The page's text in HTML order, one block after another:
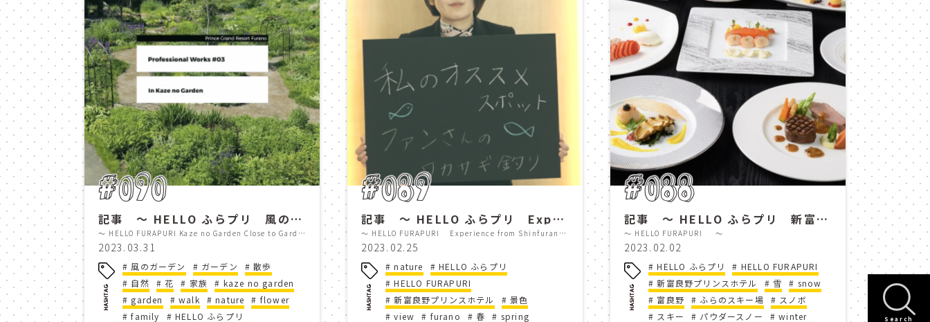
CLOSE
× 閉じる
HOME
ホーム
ARTICLE
ショッピング ロマンチック カップル autumn leaves 秋 ルゴロワ
ディナー ランチ 新イタリア料理 lunch le daulois 記念日
食事 restaurant ロープウェー 雲海 ropeway autumn leaves
sea ​​of ​​clouds good view couple カフェ コーヒー 癒し cafe
coffe drip relax famiry ティータイム TEA TIME 優しい時間
ドラマ 倉本聰 喫茶店 tea time 麻婆豆腐 中華料理 お家でグルメ
mabotofu 直伝 雪 冬 スノボ パウダースノー 雪遊び 富良野スキー場
skis snowboarding powder snow playing in the snow
ふらのスキー場 winter powdersnow skiing ウィンタースポーツ スノーボード
#090
記事 ～ HELLO ふらプリ 風のガーデン ヘッドガーデナーに密着 Professional Works ～
～ HELLO FURAPURI Kaze no Garden Close to Gardener Professional Works ～
2023.03.31
風のガーデン ガーデン
散歩
自然
花 家族
kaze no garden
garden
walk nature
flower
family
HELLO ふらプリ
#089
記事 ～ HELLO ふらプリ Experience from Shinfuranoprincehotel スタッフのオススメスポットをご紹介！ Vol.6 ～
～ HELLO FURAPURI Experience from Shinfuranoprincehotel Staff recommendations for places to visit ! Vol.6 ～
2023.02.25
nature
HELLO ふらプリ
HELLO FURAPURI
新富良野プリンスホテル
景色
view
furano 春
spring
#088
記事 ～ HELLO ふらプリ 新富良野プリンスホテル 冬の ”美味しい” 〜
～ HELLO FURAPURI ～
2023.02.02
HELLO ふらプリ
HELLO FURAPURI
新富良野プリンスホテル
雪
snow
富良野
ふらのスキー場
スノボ
スキー
パウダースノー
winter
Search